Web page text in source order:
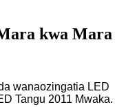
kwa Mara
wanaozingatia LED
Tangu 2011 Mwaka.